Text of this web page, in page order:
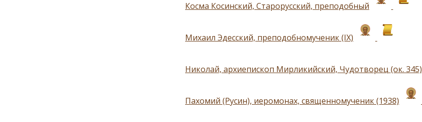
Косма Косинский, Старорусский, преподобный
Михаил Эдесский, преподобномученик (IХ)
Николай, архиепископ Мирликийский, Чудотворец (ок. 345)
Пахомий (Русин), иеромонах, священномученик (1938)